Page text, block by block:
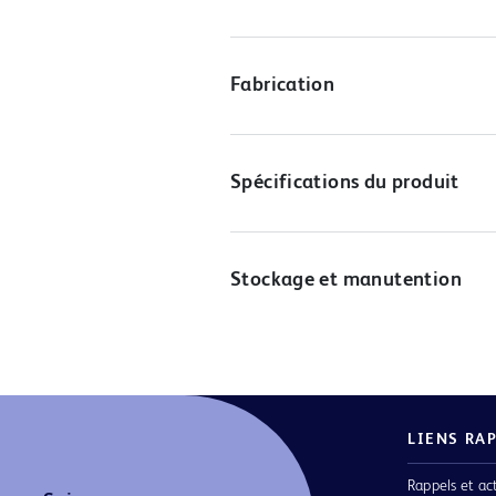
Fabrication
Spécifications du produit
Stockage et manutention
LIENS
Rappels et